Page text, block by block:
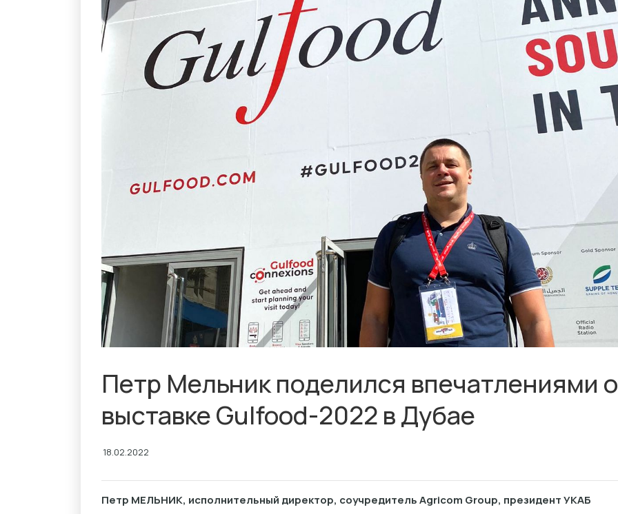
Петр Мельник поделился впечатлениями о
выставке Gulfood-2022 в Дубае
18.02.2022
Петр МЕЛЬНИК, исполнительный директор, соучредитель Agricom Group, президент УКАБ